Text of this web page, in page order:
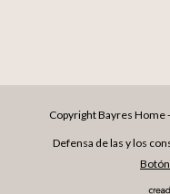
Defensa de las y los